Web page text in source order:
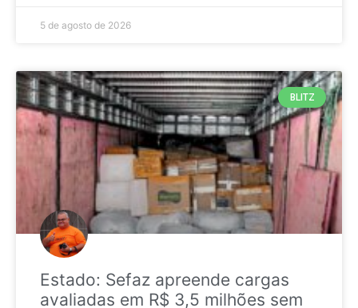
5 de agosto de 2026
BLITZ
Estado: Sefaz apreende cargas
avaliadas em R$ 3,5 milhões sem